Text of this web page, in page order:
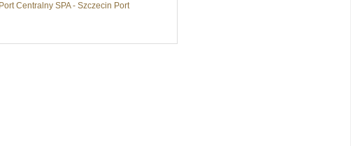
Centralny SPA - Szczecin Port